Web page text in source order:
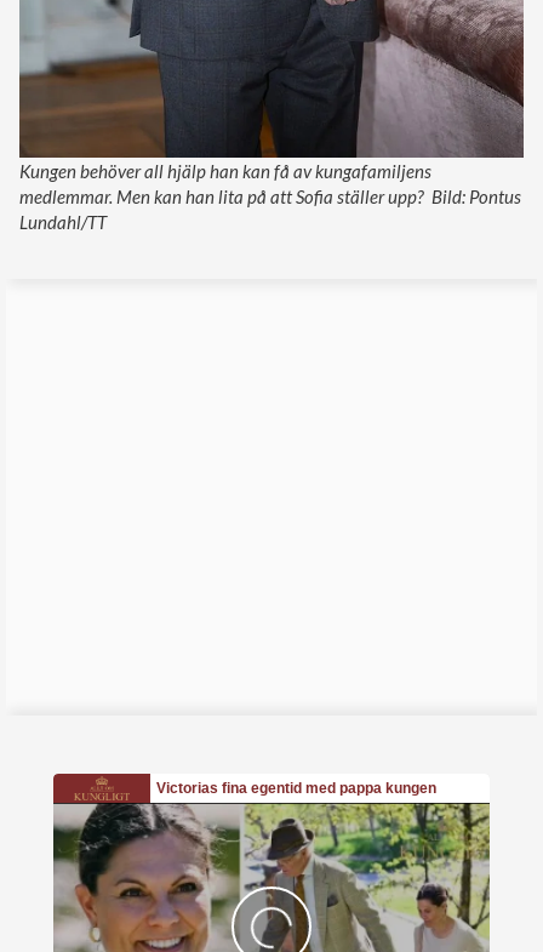
Kungen behöver all hjälp han kan få av kungafamiljens
medlemmar. Men kan han lita på att Sofia ställer upp? Bild: Pontus
Lundahl/TT